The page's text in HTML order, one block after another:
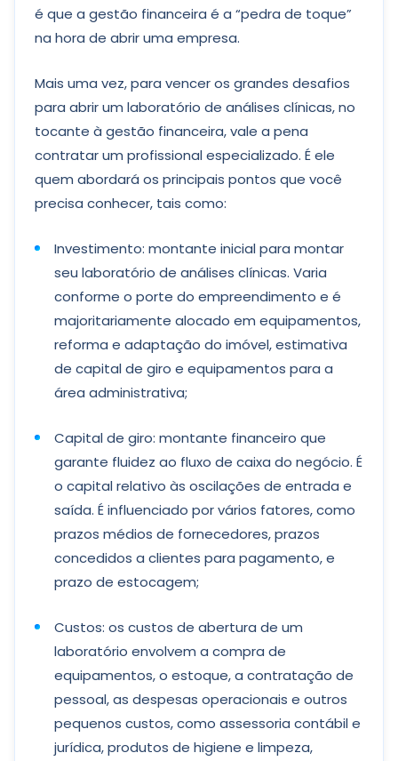
é que a gestão financeira é a “pedra de toque”
na hora de abrir uma empresa.
Mais uma vez, para vencer os grandes desafios
para abrir um laboratório de análises clínicas, no
tocante à gestão financeira, vale a pena
contratar um profissional especializado. É ele
quem abordará os principais pontos que você
precisa conhecer, tais como:
Investimento: montante inicial para montar
seu laboratório de análises clínicas. Varia
conforme o porte do empreendimento e é
majoritariamente alocado em equipamentos,
reforma e adaptação do imóvel, estimativa
de capital de giro e equipamentos para a
área administrativa;
Capital de giro: montante financeiro que
garante fluidez ao fluxo de caixa do negócio. É
o capital relativo às oscilações de entrada e
saída. É influenciado por vários fatores, como
prazos médios de fornecedores, prazos
concedidos a clientes para pagamento, e
prazo de estocagem;
Custos: os custos de abertura de um
laboratório envolvem a compra de
equipamentos, o estoque, a contratação de
pessoal, as despesas operacionais e outros
pequenos custos, como assessoria contábil e
jurídica, produtos de higiene e limpeza,